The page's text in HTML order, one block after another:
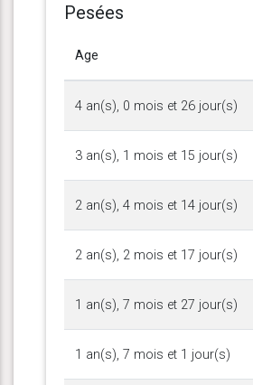
Pesées
Age
4 an(s), 0 mois et 26 jour(s)
3 an(s), 1 mois et 15 jour(s)
2 an(s), 4 mois et 14 jour(s)
2 an(s), 2 mois et 17 jour(s)
1 an(s), 7 mois et 27 jour(s)
1 an(s), 7 mois et 1 jour(s)